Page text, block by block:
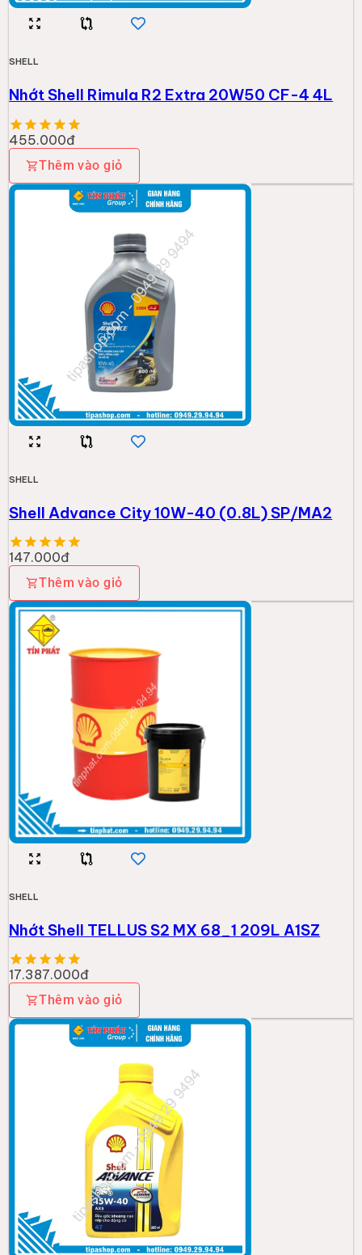
SHELL
Nhớt Shell Rimula R2 Extra 20W50 CF-4 4L
455.000đ
Thêm vào giỏ
SHELL
Shell Advance City 10W-40 (0.8L) SP/MA2
147.000đ
Thêm vào giỏ
SHELL
Nhớt Shell TELLUS S2 MX 68_1 209L A1SZ
17.387.000đ
Thêm vào giỏ